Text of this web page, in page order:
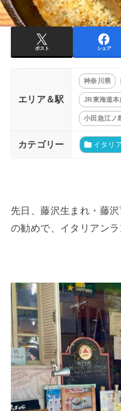
ポスト シェア
エリア＆駅
神奈川県
JR東海道
小田急江ノ
カテゴリー イタリ
先日、藤沢生まれ・藤
の勧めで、イタリアン